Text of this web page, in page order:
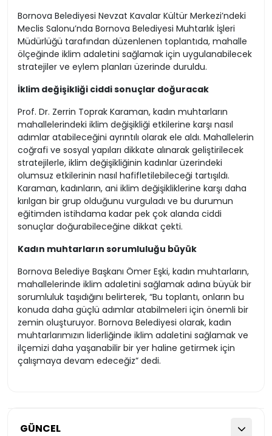
GÜNCEL
Bornova Belediyesi Nevzat Kavalar Kültür Merkezi’ndeki
Meclis Salonu’nda Bornova Belediyesi Muhtarlık İşleri
Müdürlüğü tarafından düzenlenen toplantıda, mahalle
ölçeğinde iklim adaletini sağlamak için uygulanabilecek
stratejiler ve eylem planları üzerinde duruldu.
İklim değişikliği ciddi sonuçlar doğuracak
Prof. Dr. Zerrin Toprak Karaman, kadın muhtarların
mahallelerindeki iklim değişikliği etkilerine karşı nasıl
adımlar atabileceğini ayrıntılı olarak ele aldı. Mahallelerin
coğrafi ve sosyal yapıları dikkate alınarak geliştirilecek
stratejilerle, iklim değişikliğinin kadınlar üzerindeki
olumsuz etkilerinin nasıl hafifletilebileceği tartışıldı.
Karaman, kadınların, ani iklim değişikliklerine karşı daha
kırılgan bir grup olduğunu vurguladı ve bu durumun
eğitimden istihdama kadar pek çok alanda ciddi
sonuçlar doğurabileceğine dikkat çekti.
Kadın muhtarların sorumluluğu büyük
Bornova Belediye Başkanı Ömer Eşki, kadın muhtarların,
mahallelerinde iklim adaletini sağlamak adına büyük bir
sorumluluk taşıdığını belirterek, “Bu toplantı, onların bu
konuda daha güçlü adımlar atabilmeleri için önemli bir
zemin oluşturuyor. Bornova Belediyesi olarak, kadın
muhtarlarımızın liderliğinde iklim adaletini sağlamak ve
ilçemizi daha yaşanabilir bir yer haline getirmek için
çalışmaya devam edeceğiz” dedi.